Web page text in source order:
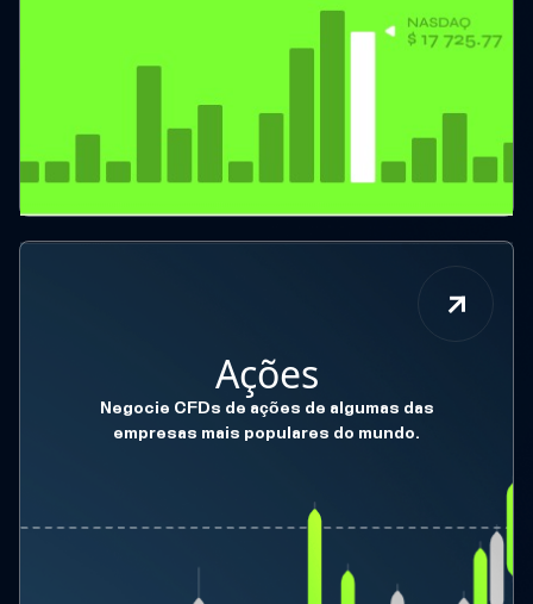
Ações
Negocie CFDs de ações de algumas das
empresas mais populares do mundo.